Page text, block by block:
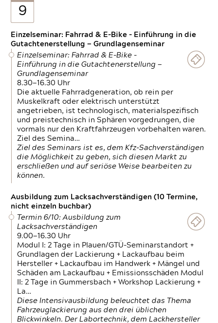
9
Einzelseminar: Fahrrad & E-Bike - Einführung in die
Gutachtenerstellung — Grundlagenseminar
Einzelseminar: Fahrrad & E-Bike -
Einführung in die Gutachtenerstellung —
Grundlagenseminar
8.30—16.30 Uhr
Die aktuelle Fahrradgeneration, ob rein per
Muskelkraft oder elektrisch unterstützt
angetrieben, ist technologisch, materialspezifisch
und preistechnisch in Sphären vorgedrungen, die
vormals nur den Kraftfahrzeugen vorbehalten waren.
Ziel des Semina…
Ziel des Seminars ist es, dem Kfz-Sachverständigen
die Möglichkeit zu geben, sich diesen Markt zu
erschließen und auf seriöse Weise bearbeiten zu
können.
Ausbildung zum Lacksachverständigen (10 Termine,
nicht einzeln buchbar)
Termin 6/10: Ausbildung zum
Lacksachverständigen
9.00—16.30 Uhr
Modul I: 2 Tage in Plauen/GTÜ-Seminarstandort +
Grundlagen der Lackierung + Lackaufbau beim
Hersteller + Lackaufbau im Handwerk + Mängel und
Schäden am Lackaufbau + Emissionsschäden Modul
II: 2 Tage in Gummersbach + Workshop Lackierung +
La…
Diese Intensivausbildung beleuchtet das Thema
Fahrzeuglackierung aus den drei üblichen
Blickwinkeln. Der Labortechnik, dem Lackhersteller